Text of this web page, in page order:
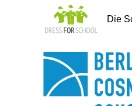
springen
Die